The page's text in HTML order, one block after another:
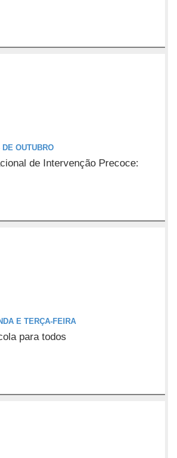
OUTUBRO
de Intervenção Precoce:
E TERÇA-FEIRA
para todos